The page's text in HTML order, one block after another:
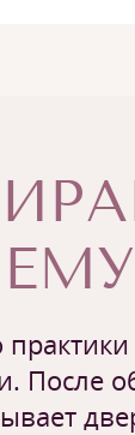
После